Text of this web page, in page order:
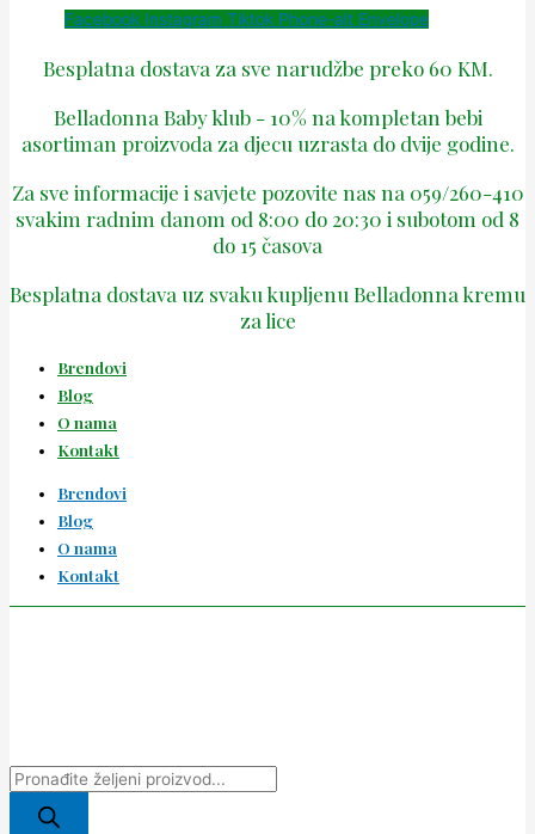
Facebook Instagram Tiktok Phone-alt Envelope
Besplatna dostava za sve narudžbe preko 60 KM.
Belladonna Baby klub - 10% na kompletan bebi
asortiman proizvoda za djecu uzrasta do dvije godine.
Za sve informacije i savjete pozovite nas na 059/260-410
svakim radnim danom od 8:00 do 20:30 i subotom od 8
do 15 časova
Besplatna dostava uz svaku kupljenu Belladonna kremu
za lice
Brendovi
Blog
O nama
Kontakt
Brendovi
Blog
O nama
Kontakt